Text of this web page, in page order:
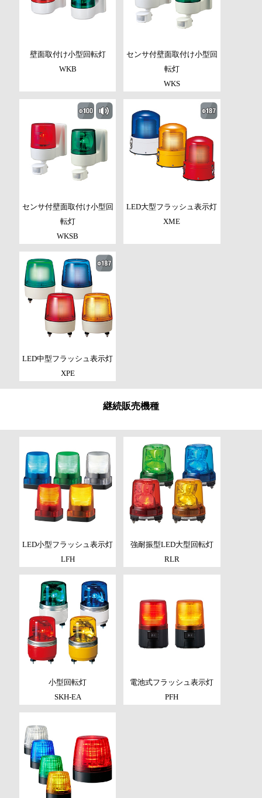
壁面取付け小型回転灯
WKB
センサ付壁面取付け小型回
転灯
WKS
センサ付壁面取付け小型回
転灯
WKSB
LED大型フラッシュ表示灯
XME
LED中型フラッシュ表示灯
XPE
継続販売機種
LED小型フラッシュ表示灯
LFH
強耐振型LED大型回転灯
RLR
小型回転灯
SKH-EA
電池式フラッシュ表示灯
PFH